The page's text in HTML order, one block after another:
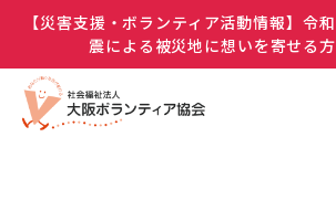
【災害支援・ボランティア活動情報】令
震による被災地に想いを寄せる